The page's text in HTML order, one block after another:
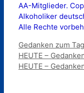
AA-Mitglieder.
Alkoholiker
Alle Rechte
Kategorien
Gedanken zum Tag
HEUTE –
HEUTE –